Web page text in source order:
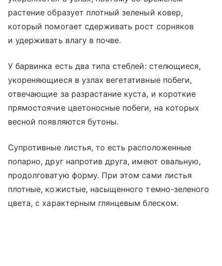
растение образует плотный зеленый ковер,
который помогает сдерживать рост сорняков
и удерживать влагу в почве.
У барвинка есть два типа стеблей: стелющиеся,
укореняющиеся в узлах вегетативные побеги,
отвечающие за разрастание куста, и короткие
прямостоячие цветоносные побеги, на которых
весной появляются бутоны.
Супротивные листья, то есть расположенные
попарно, друг напротив друга, имеют овальную,
продолговатую форму. При этом сами листья
плотные, кожистые, насыщенного темно-зеленого
цвета, с характерным глянцевым блеском.